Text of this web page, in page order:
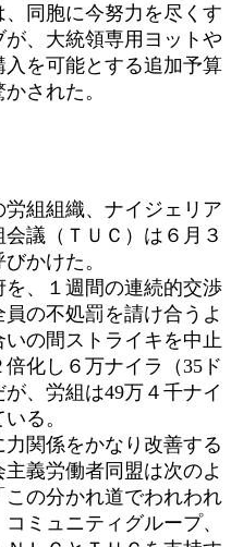
同胞に今努力を尽くす
、大統領専用ヨットや
入を可能とする追加予算
された。
組組織、ナイジェリア
議（ＴＵＣ）は６月３
かけた。
、１週間の連続的交渉
の不処罰を請け合うよ
の間ストライキを中止
化し６万ナイラ（35ド
、労組は49万４千ナイ
る。
関係をかなり改善する
義労働者同盟は次のよ
の分かれ道でわれわれ
ミュニティグループ、